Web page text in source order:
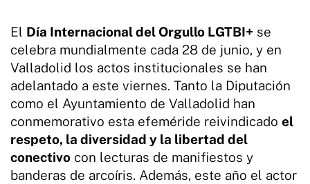
El Día Internacional del Orgullo LGTBI+ se
celebra mundialmente cada 28 de junio, y en
Valladolid los actos institucionales se han
adelantado a este viernes. Tanto la Diputación
como el Ayuntamiento de Valladolid han
conmemorativo esta efeméride reivindicado el
respeto, la diversidad y la libertad del
conectivo con lecturas de manifiestos y
banderas de arcoíris. Además, este año el actor